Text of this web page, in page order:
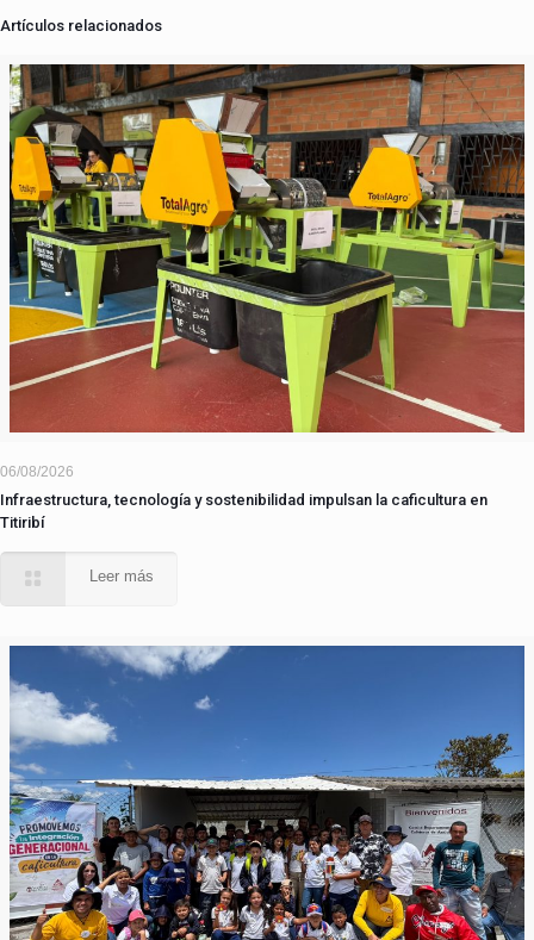
Artículos relacionados
06/08/2026
Infraestructura, tecnología y sostenibilidad impulsan la caficultura en
Titiribí
Leer más